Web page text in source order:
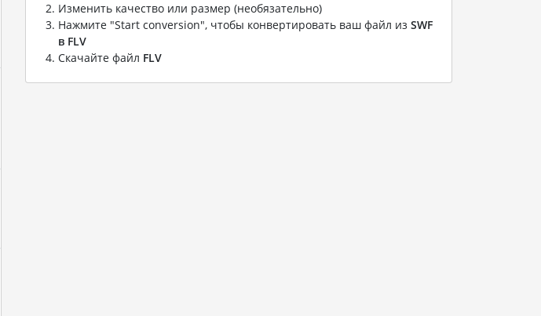
Изменить качество или размер (необязательно)
Нажмите "Start conversion", чтобы конвертировать ваш файл из SWF
в FLV
Скачайте файл FLV